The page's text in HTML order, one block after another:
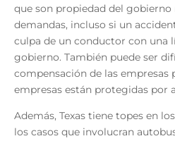
que son propiedad del
demandas, incluso si un
culpa de un conductor con una
gobierno. También puede ser
compensación de las empresas
empresas están protegidas por
Además, Texas tiene topes en
los casos que involucran